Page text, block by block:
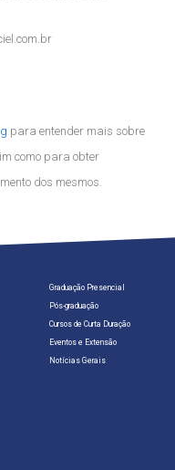
para entender mais sobre
como para obter
dos mesmos.
Graduação Presencial
Pós-graduação
Cursos de Curta Duração
Eventos e Extensão
Notícias Gerais